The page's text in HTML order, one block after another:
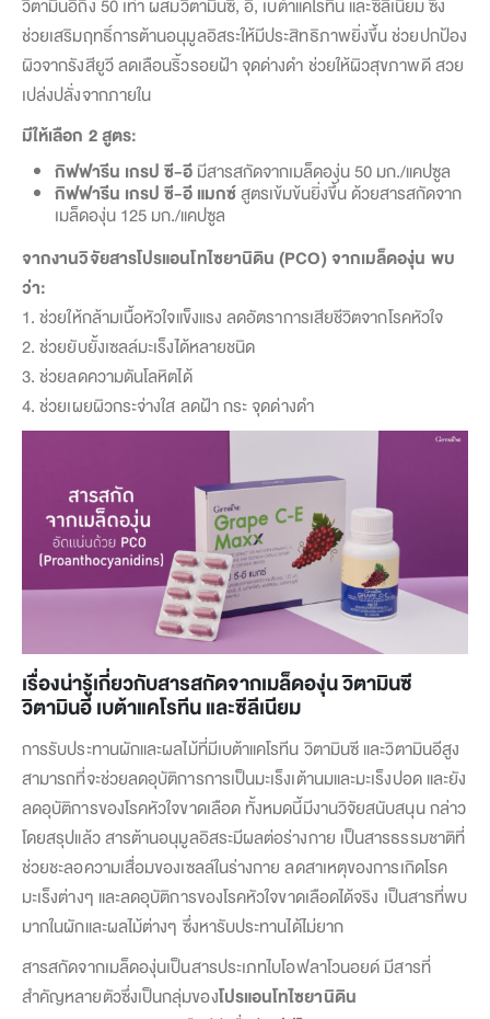
ช่วยเสริมฤทธิ์การต้านอนุมูลอิสระให้มีประสิทธิภาพยิ่งขึ้น ช่วยปกป้อง
ผิวจากรังสียูวี ลดเลือนริ้วรอยฝ้า จุดด่างดำ ช่วยให้ผิวสุขภาพดี สวย
เปล่งปลั่งจากภายใน
มีให้เลือก 2 สูตร:
กิฟฟารีน เกรป ซี-อีมีสารสกัดจากเมล็ดองุ่น 50 มก./แคปซูล
กิฟฟารีน เกรป ซี-อี แมกซ์สูตรเข้มข้นยิ่งขึ้น ด้วยสารสกัดจาก
เมล็ดองุ่น 125 มก./แคปซูล
จากงานวิจัยสารโปรแอนโทไซยานิดิน (PCO) จากเมล็ดองุ่น พบ
ว่า:
1. ช่วยให้กล้ามเนื้อหัวใจแข็งแรง ลดอัตราการเสียชีวิตจากโรคหัวใจ
2. ช่วยยับยั้งเซลล์มะเร็งได้หลายชนิด
3. ช่วยลดความดันโลหิตได้
4. ช่วยเผยผิวกระจ่างใส ลดฝ้า กระ จุดด่างดำ
เรื่องน่ารู้เกี่ยวกับสารสกัดจากเมล็ดองุ่น วิตามินซี
วิตามินอี เบต้าแคโรทีน และซีลีเนียม
การรับประทานผักและผลไม้ที่มีเบต้าแคโรทีน วิตามินซี และวิตามินอีสูง
สามารถที่จะช่วยลดอุบัติการการเป็นมะเร็งเต้านมและมะเร็งปอด และยัง
ลดอุบัติการของโรคหัวใจขาดเลือด ทั้งหมดนี้มีงานวิจัยสนับสนุน กล่าว
โดยสรุปแล้ว สารต้านอนุมูลอิสระมีผลต่อร่างกาย เป็นสารธรรมชาติที่
ช่วยชะลอความเสื่อมของเซลล์ในร่างกาย ลดสาเหตุของการเกิดโรค
มะเร็งต่างๆ และลดอุบัติการของโรคหัวใจขาดเลือดได้จริง เป็นสารที่พบ
มากในผักและผลไม้ต่างๆ ซึ่งหารับประทานได้ไม่ยาก
สารสกัดจากเมล็ดองุ่นเป็นสารประเภทไบโอฟลาโวนอยด์ มีสารที่
สำคัญหลายตัวซึ่งเป็นกลุ่มของโปรแอนโทไซยานิดิน